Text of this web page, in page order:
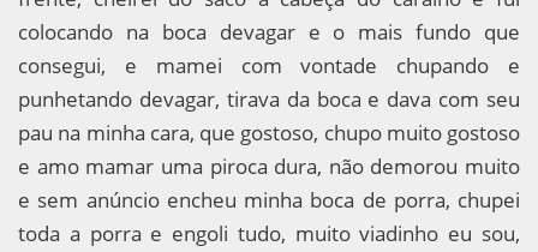
colocando na boca devagar e o mais fundo que
consegui, e mamei com vontade chupando e
punhetando devagar, tirava da boca e dava com seu
pau na minha cara, que gostoso, chupo muito gostoso
e amo mamar uma piroca dura, não demorou muito
e sem anúncio encheu minha boca de porra, chupei
toda a porra e engoli tudo, muito viadinho eu sou,